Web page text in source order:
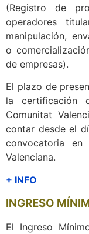
(Registro de
operadores
manipulación,
o
de empresas).
El plazo de
la certificación
Comunitat
contar desde el
convocatoria
Valenciana.
+ INFO
INGRESO
El Ingreso